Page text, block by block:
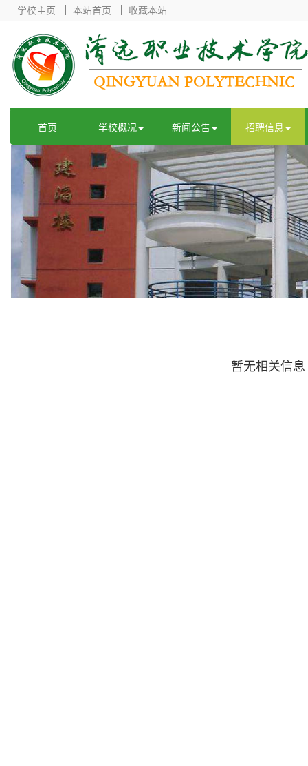
学校主页 本站首页 收藏本站
首页 学校概况 新闻公告 招聘信息
暂无相关信息